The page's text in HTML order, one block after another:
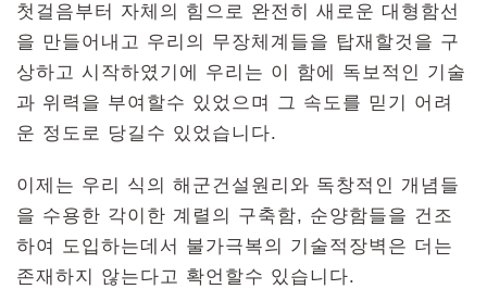
첫걸음부터 자체의 힘으로 완전히 새로운 대형함선
을 만들어내고 우리의 무장체계들을 탑재할것을 구
상하고 시작하였기에 우리는 이 함에 독보적인 기술
과 위력을 부여할수 있었으며 그 속도를 믿기 어려
운 정도로 당길수 있었습니다.
이제는 우리 식의 해군건설원리와 독창적인 개념들
을 수용한 각이한 계렬의 구축함, 순양함들을 건조
하여 도입하는데서 불가극복의 기술적장벽은 더는
존재하지 않는다고 확언할수 있습니다.